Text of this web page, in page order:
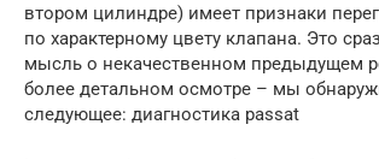
втором цилиндре) имеет признаки
по характерному цвету клапана. Это
мысль о некачественном предыдущем
более детальном осмотре – мы
следующее: диагностика passat